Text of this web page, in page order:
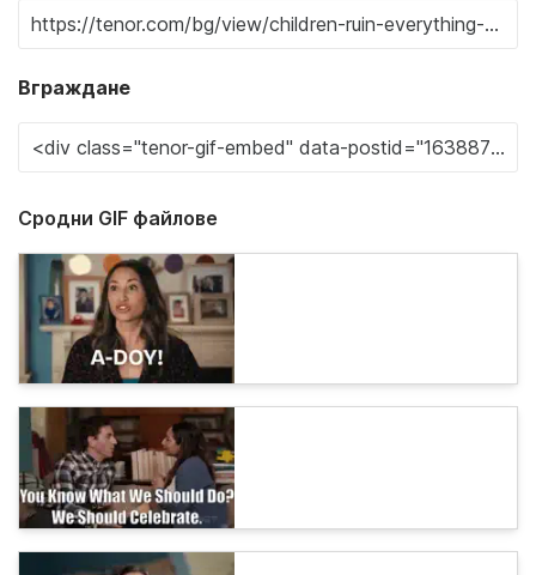
Вграждане
Сродни GIF файлове